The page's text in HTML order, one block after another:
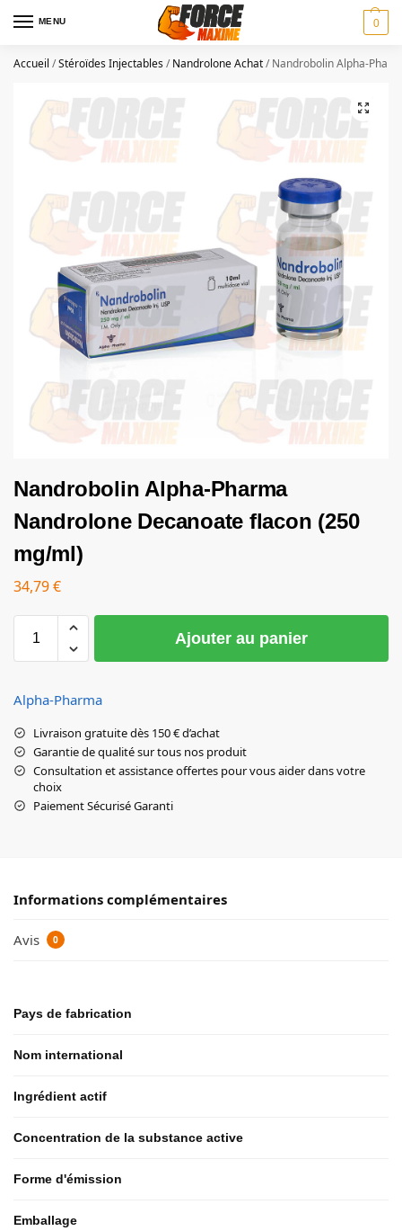
MENU 0
Accueil /Stéroïdes Injectables/Nandrolone Achat/Nandrobolin Alpha-
Nandrobolin Alpha-Pharma
Nandrolone Decanoate flacon (250
mg/ml)
34,79€
Ajouter au panier
Alpha-Pharma
Livraison gratuite dès 150 € d’achat
Garantie de qualité sur tous nos produit
Consultation et assistance offertes pour vous aider dans votre
choix
Paiement Sécurisé Garanti
Informations complémentaires
Avis 0
Pays de fabrication
Nom international
Ingrédient actif
Concentration de la substance active
Forme d'émission
Emballage